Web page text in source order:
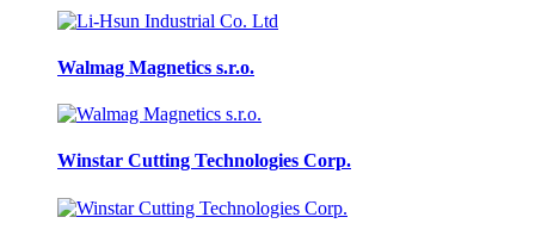
Walmag Magnetics s.r.o.
Winstar Cutting Technologies Corp.